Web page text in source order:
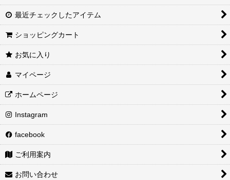
最近チェックしたアイテム
ショッピングカート
お気に入り
マイページ
ホームページ
Instagram
facebook
ご利用案内
お問い合わせ